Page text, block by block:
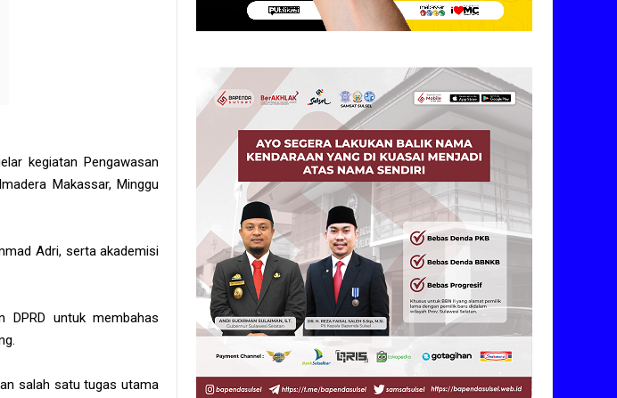
kegiatan Pengawasan
Makassar, Minggu
Adri, serta akademisi
DPRD untuk membahas
salah satu tugas utama